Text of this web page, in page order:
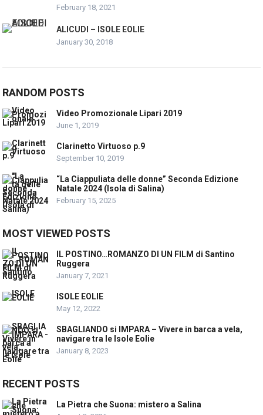
February 18, 2021
ALICUDI – ISOLE EOLIE
January 30, 2018
RANDOM POSTS
Video Promozionale Lipari 2019
June 1, 2019
Clarinetto Virtuoso p.9
September 10, 2019
“La Ciappuliata delle donne” Seconda Edizione
Natale 2024 (Isola di Salina)
February 15, 2025
MOST VIEWED POSTS
IL POSTINO…ROMANZO DI UN FILM di Santino
Ruggera
January 7, 2021
ISOLE EOLIE
May 12, 2022
SBAGLIANDO si IMPARA – Vivere in barca a vela,
navigare tra le Isole Eolie
January 8, 2023
RECENT POSTS
La Pietra che Suona: mistero a Salina